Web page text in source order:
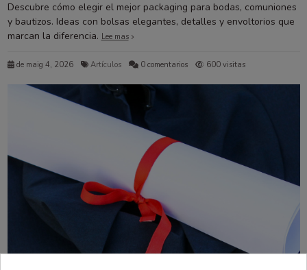
Descubre cómo elegir el mejor packaging para bodas, comuniones
y bautizos. Ideas con bolsas elegantes, detalles y envoltorios que
marcan la diferencia. Lee mas
de maig 4, 2026 Artículos 0 comentarios 600 visitas